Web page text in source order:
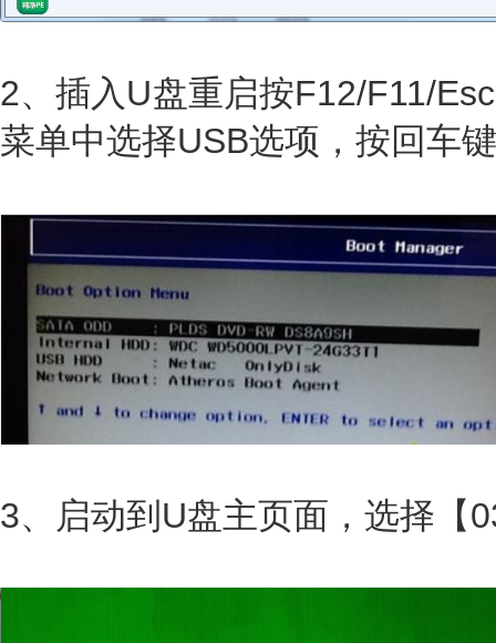
2、插入U盘重启按F12/F11/
菜单中选择USB选项，按回车
3、启动到U盘主页面，选择【